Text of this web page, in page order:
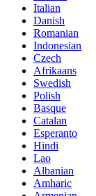
Italian
Danish
Romanian
Indonesian
Czech
Afrikaans
Swedish
Polish
Basque
Catalan
Esperanto
Hindi
Lao
Albanian
Amharic